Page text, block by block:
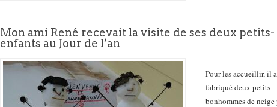
Mon ami René recevait la visite de ses deux petits-
enfants au Jour de l’an
Pour les accueillir, il
fabriqué deux petits
bonhommes de neige